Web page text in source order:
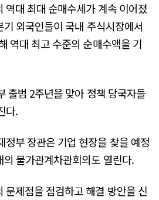
역대 최대 순매수세가 계속 이어졌
외국인들이 국내 주식시장에서
역대 최고 수준의 순매수액을 기
출범 2주년을 맞아 정책 당국자들
다.
정부 장관은 기업 현장을 찾을 예정
물가관계차관회의도 열린다.
문제점을 점검하고 해결 방안을 신